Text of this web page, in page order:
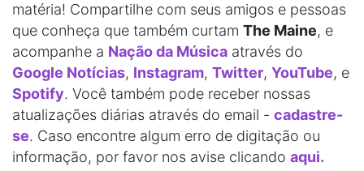
matéria! Compartilhe com seus amigos e pessoas
que conheça que também curtam The Maine, e
acompanhe a Nação da Música através do
Google Notícias, Instagram, Twitter, YouTube, e
Spotify. Você também pode receber nossas
atualizações diárias através do email - cadastre-
se. Caso encontre algum erro de digitação ou
informação, por favor nos avise clicando aqui.